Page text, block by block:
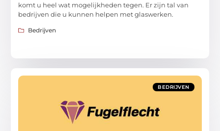
komt u heel wat mogelijkheden tegen. Er zijn tal van
bedrijven die u kunnen helpen met glaswerken.
Bedrijven
BEDRIJVEN